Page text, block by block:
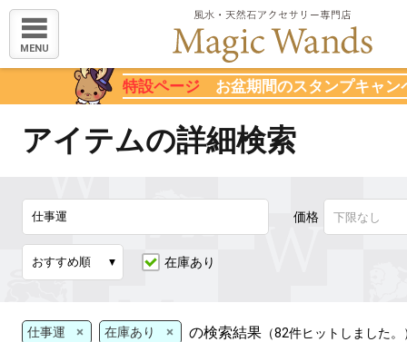
MENU
特設ページ お盆期間のスタンプキャン
アイテムの詳細検索
価格
在庫あり
仕事運 × 在庫あり × の検索結果 （82件ヒットしました。